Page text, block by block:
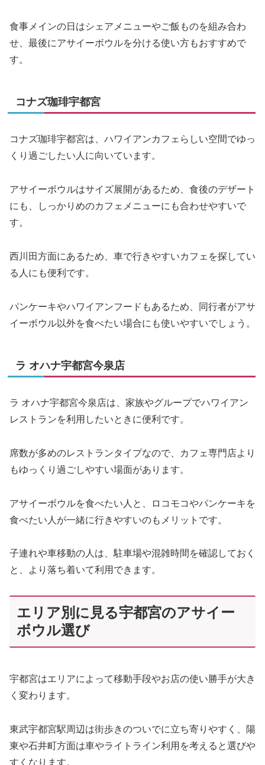
食事メインの日はシェアメニューやご飯ものを組み合わ
せ、最後にアサイーボウルを分ける使い方もおすすめで
す。
コナズ珈琲宇都宮
コナズ珈琲宇都宮は、ハワイアンカフェらしい空間でゆっ
くり過ごしたい人に向いています。
アサイーボウルはサイズ展開があるため、食後のデザート
にも、しっかりめのカフェメニューにも合わせやすいで
す。
西川田方面にあるため、車で行きやすいカフェを探してい
る人にも便利です。
パンケーキやハワイアンフードもあるため、同行者がアサ
イーボウル以外を食べたい場合にも使いやすいでしょう。
ラ オハナ宇都宮今泉店
ラ オハナ宇都宮今泉店は、家族やグループでハワイアン
レストランを利用したいときに便利です。
席数が多めのレストランタイプなので、カフェ専門店より
もゆっくり過ごしやすい場面があります。
アサイーボウルを食べたい人と、ロコモコやパンケーキを
食べたい人が一緒に行きやすいのもメリットです。
子連れや車移動の人は、駐車場や混雑時間を確認しておく
と、より落ち着いて利用できます。
エリア別に見る宇都宮のアサイー
ボウル選び
宇都宮はエリアによって移動手段やお店の使い勝手が大き
く変わります。
東武宇都宮駅周辺は街歩きのついでに立ち寄りやすく、陽
東や石井町方面は車やライトライン利用を考えると選びや
すくなります。